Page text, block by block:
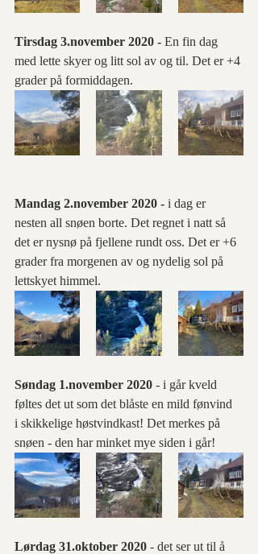
Tirsdag 3.november 2020 - En fin dag
med lette skyer og litt sol av og til. Det er +4
grader på formiddagen.
Mandag 2.november 2020 - i dag er
nesten all snøen borte. Det regnet i natt så
det er nysnø på fjellene rundt oss. Det er +6
grader fra morgenen av og nydelig sol på
lettskyet himmel.
Søndag 1.november 2020 - i går kveld
føltes det ut som det blåste en mild fønvind
i skikkelige høstvindkast! Det merkes på
snøen - den har minket mye siden i går!
Lørdag 31.oktober 2020 - det ser ut til å